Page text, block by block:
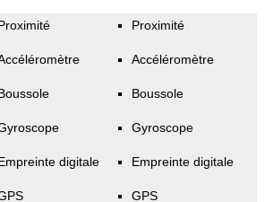
digitale
Proximité
Accéléromètre
Boussole
Gyroscope
Empreinte digitale
GPS